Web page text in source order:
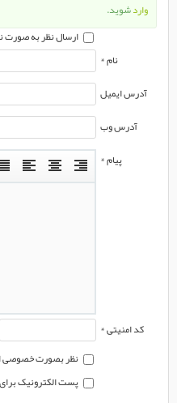
واردشوید.
ارسال نظر به صورت
نام *
آدرس ایمیل
آدرس وب
پیام *
کد امنیتی *
نظر بصورت خصوصی
پست الکترونیک برای